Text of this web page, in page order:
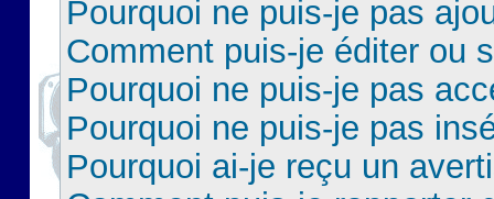
Pourquoi ne puis-je pas
Comment puis-je éditer ou
Pourquoi ne puis-je pas
Pourquoi ne puis-je pas
Pourquoi ai-je reçu un